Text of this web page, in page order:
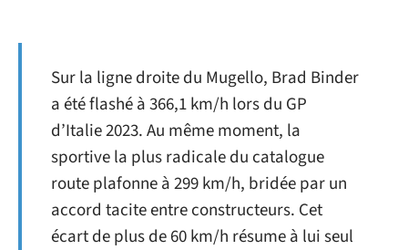
Sur la ligne droite du Mugello, Brad Binder
a été flashé à 366,1 km/h lors du GP
d’Italie 2023. Au même moment, la
sportive la plus radicale du catalogue
route plafonne à 299 km/h, bridée par un
accord tacite entre constructeurs. Cet
écart de plus de 60 km/h résume à lui seul